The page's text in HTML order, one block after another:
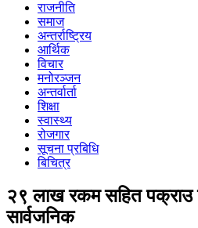
राजनीति
समाज
अन्तर्राष्ट्रिय
आर्थिक
विचार
मनोरञ्जन
अन्तर्वार्ता
शिक्षा
स्वास्थ्य
रोजगार
सूचना प्रबिधि
बिचित्र
२९ लाख रकम सहित पक्राउ
सार्वजनिक